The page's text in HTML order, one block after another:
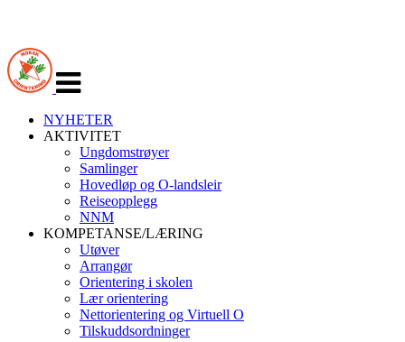
navigasjon
NYHETER
AKTIVITET
Ungdomstrøyer
Samlinger
Hovedløp og O-landsleir
Reiseopplegg
NNM
KOMPETANSE/LÆRING
Utøver
Arrangør
Orientering i skolen
Lær orientering
Nettorientering og Virtuell O
Tilskuddsordninger